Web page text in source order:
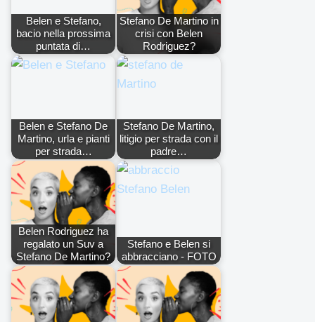
Belen e Stefano,
bacio nella prossima
puntata di…
Stefano De Martino in
crisi con Belen
Rodriguez?
Belen e Stefano De
Martino, urla e pianti
per strada…
Stefano De Martino,
litigio per strada con il
padre…
Belen Rodriguez ha
regalato un Suv a
Stefano De Martino?
Stefano e Belen si
abbracciano - FOTO